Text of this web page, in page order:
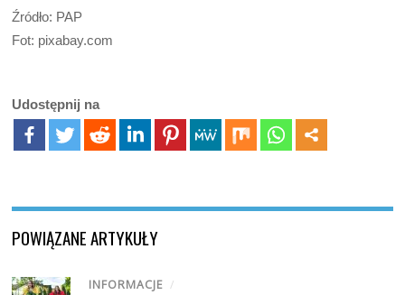
Źródło: PAP
Fot: pixabay.com
Udostępnij na
POWIĄZANE ARTYKUŁY
INFORMACJE /